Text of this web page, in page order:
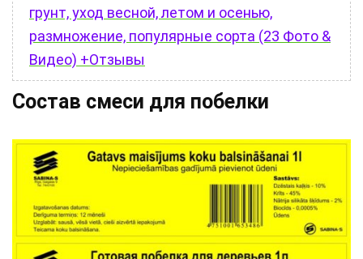
грунт, уход весной, летом и осенью,
размножение, популярные сорта (23 Фото &
Видео) +Отзывы
Состав смеси для побелки